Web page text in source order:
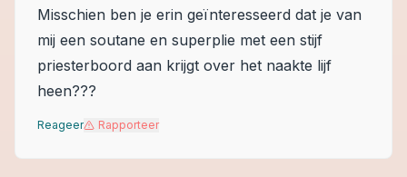
Misschien ben je erin geïnteresseerd dat je van
mij een soutane en superplie met een stijf
priesterboord aan krijgt over het naakte lijf
heen???
Reageer Rapporteer